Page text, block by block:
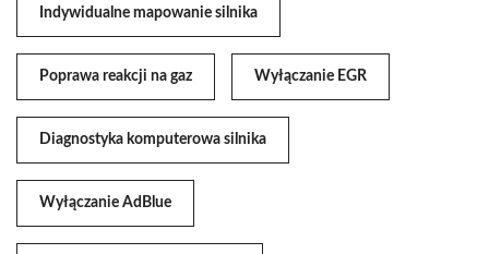
Indywidualne mapowanie silnika
Poprawa reakcji na gaz Wyłączanie EGR
Diagnostyka komputerowa silnika
Wyłączanie AdBlue